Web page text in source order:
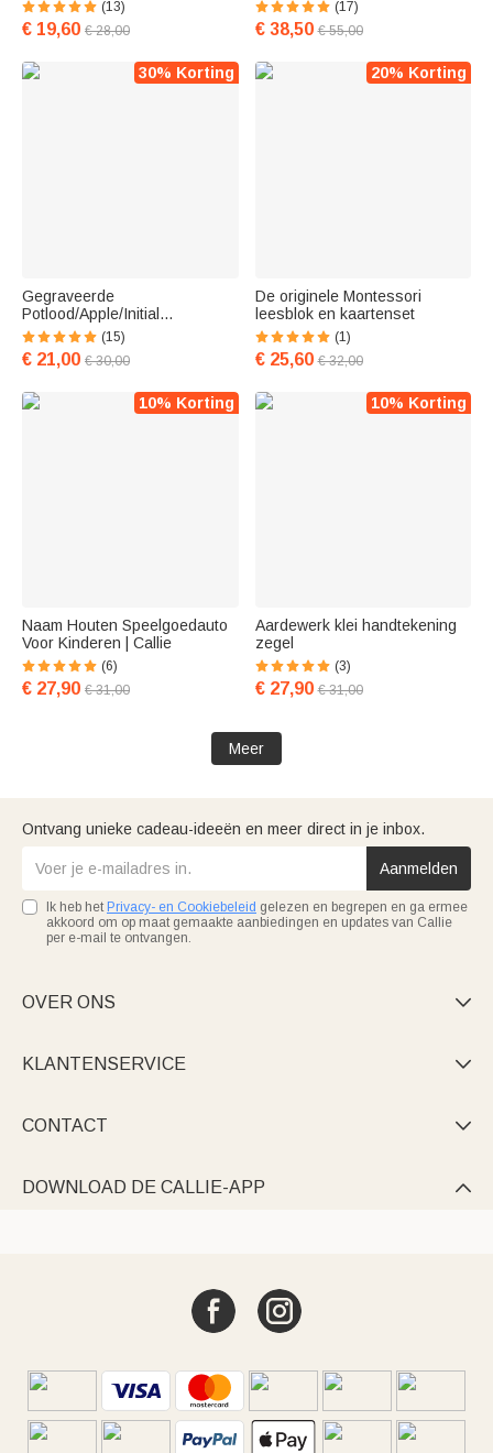
(13)
€ 19,60 € 28,00
(17)
€ 38,50 € 55,00
30% Korting
Gegraveerde
Potlood/Apple/Initial
Sleutelkoord Id-
Kentekenhouder
(15)
€ 21,00 € 30,00
20% Korting
De originele Montessori
leesblok en kaartenset
(1)
€ 25,60 € 32,00
10% Korting
Naam Houten Speelgoedauto
Voor Kinderen | Callie
(6)
€ 27,90 € 31,00
10% Korting
Aardewerk klei handtekening
zegel
(3)
€ 27,90 € 31,00
Meer
Ontvang unieke cadeau-ideeën en meer direct in je inbox.
Aanmelden
Ik heb het Privacy- en Cookiebeleid gelezen en begrepen en ga ermee
akkoord om op maat gemaakte aanbiedingen en updates van Callie
per e-mail te ontvangen.
OVER ONS 
KLANTENSERVICE 
CONTACT 
DOWNLOAD DE CALLIE-APP 